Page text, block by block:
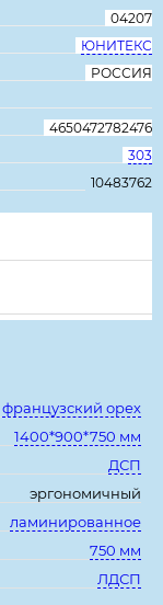
04207
ЮНИТЕКС
РОССИЯ
4650472782476
303
10483762
французский орех
1400*900*750 мм
ДСП
эргономичный
ламинированное
750 мм
ЛДСП